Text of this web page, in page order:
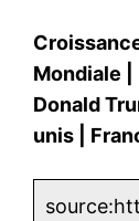
Mondiale
Donald
unis